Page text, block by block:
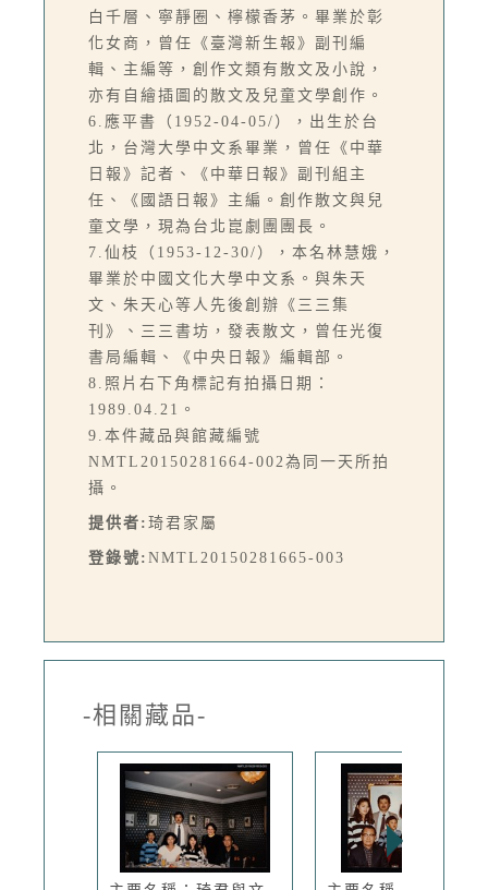
白千層、寧靜圈、檸檬香茅。畢業於彰
化女商，曾任《臺灣新生報》副刊編
輯、主編等，創作文類有散文及小說，
亦有自繪插圖的散文及兒童文學創作。
6.應平書（1952-04-05/），出生於台
北，台灣大學中文系畢業，曾任《中華
日報》記者、《中華日報》副刊組主
任、《國語日報》主編。創作散文與兒
童文學，現為台北崑劇團團長。
7.仙枝（1953-12-30/），本名林慧娥，
畢業於中國文化大學中文系。與朱天
文、朱天心等人先後創辦《三三集
刊》、三三書坊，發表散文，曾任光復
書局編輯、《中央日報》編輯部。
8.照片右下角標記有拍攝日期：
1989.04.21。
9.本件藏品與館藏編號
NMTL20150281664-002為同一天所拍
攝。
提供者: 琦君家屬
登錄號: NMTL20150281665-003
-相關藏品-